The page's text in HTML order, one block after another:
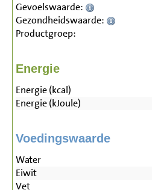
Gevoelswaarde:
Gezondheidswaarde:
Productgroep:
Energie
Energie (kcal)
Energie (kJoule)
Voedingswaarde
Water
Eiwit
Vet